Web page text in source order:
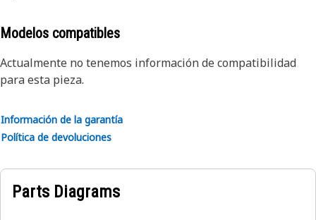
Modelos compatibles
Actualmente no tenemos información de compatibilidad
para esta pieza.
Información de la garantía
Política de devoluciones
Parts Diagrams